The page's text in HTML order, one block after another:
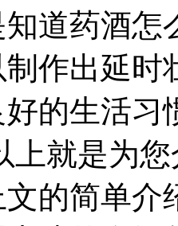
道药酒怎
作出延时
好的生活
上就是为
的简单